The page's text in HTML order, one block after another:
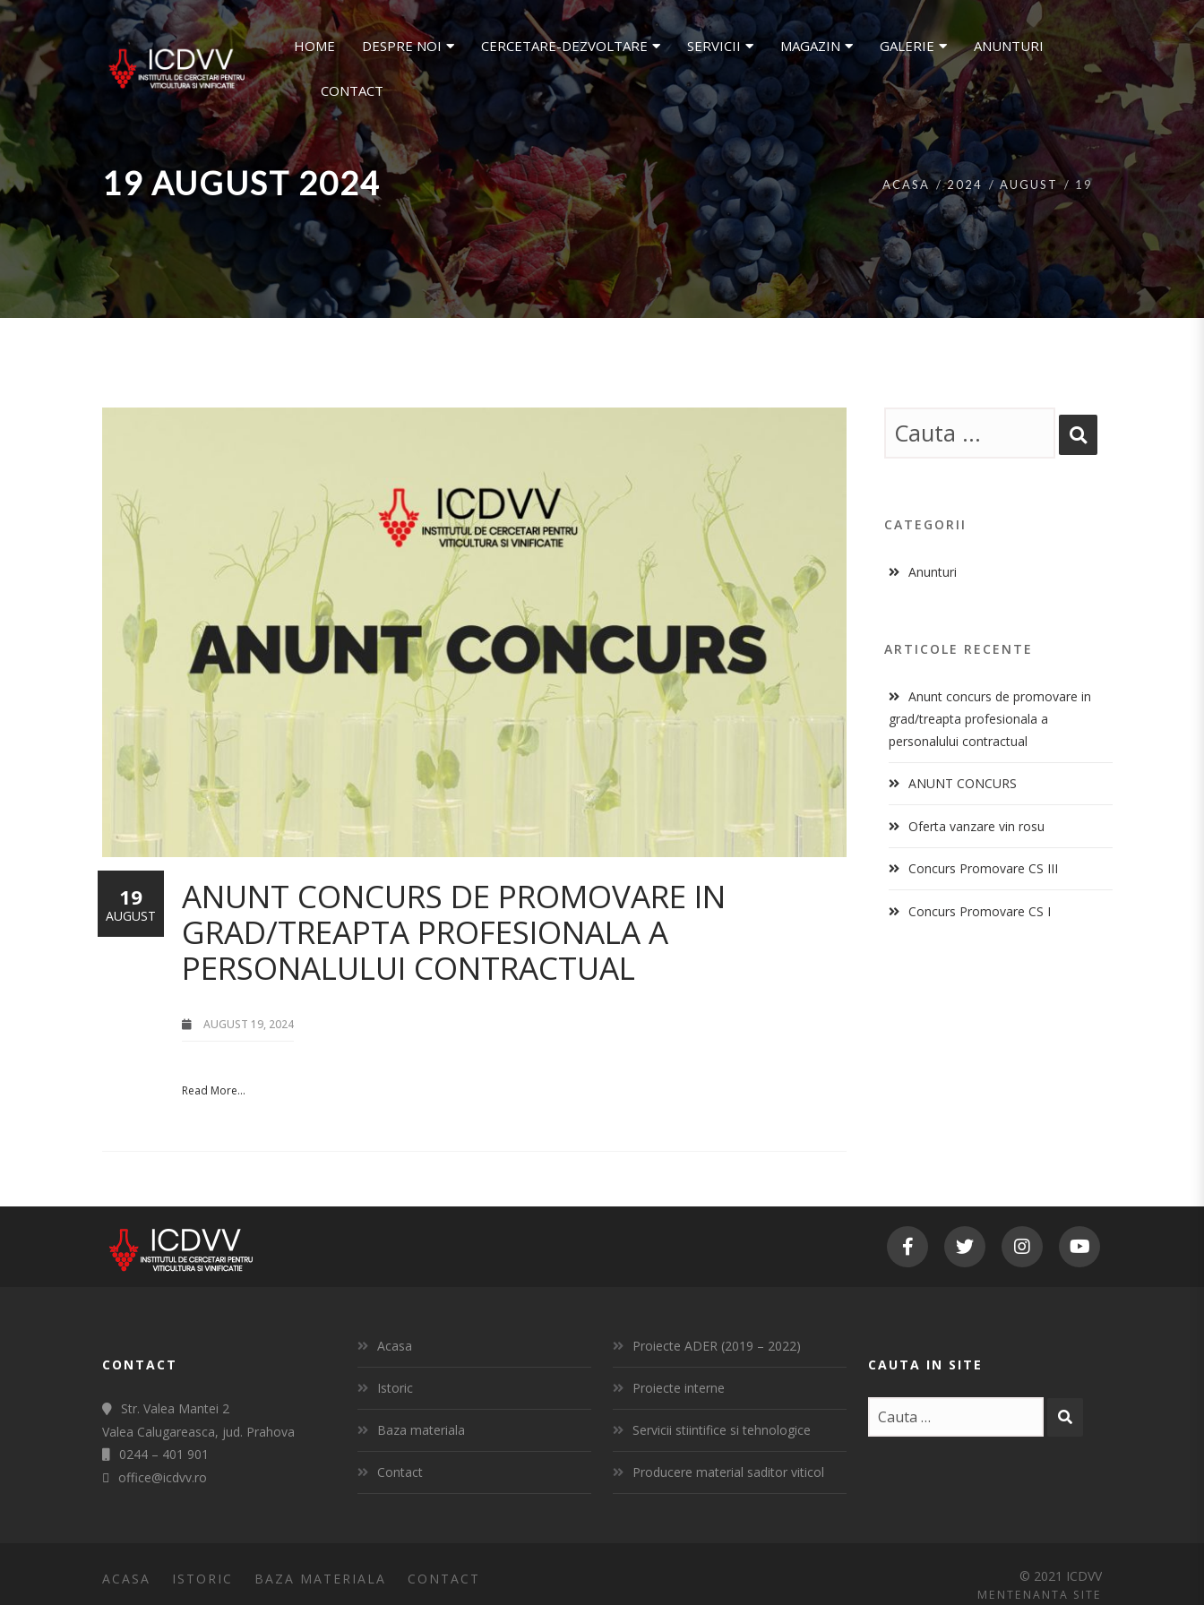
HOME DESPRE NOI CERCETARE-DEZVOLTARE SERVICII MAGAZIN GALERIE ANUNTURI
CONTACT
19 AUGUST 2024 ACASA 2024 AUGUST 19
ANUNT CONCURS DE PROMOVARE IN
GRAD/TREAPTA PROFESIONALA A
PERSONALULUI CONTRACTUAL
AUGUST 19, 2024
Read More...
19
AUGUST
CATEGORII
Anunturi
ARTICOLE RECENTE
Anunt concurs de promovare in
grad/treapta profesionala a
personalului contractual
ANUNT CONCURS
Oferta vanzare vin rosu
Concurs Promovare CS III
Concurs Promovare CS I
CONTACT
Str. Valea Mantei 2
Valea Calugareasca, jud. Prahova
0244 – 401 901
office@icdvv.ro
Acasa
Istoric
Baza materiala
Contact
Proiecte ADER (2019 – 2022)
Proiecte interne
Servicii stiintifice si tehnologice
Producere material saditor viticol
CAUTA IN SITE
ACASA ISTORIC BAZA MATERIALA CONTACT © 2021 ICDVV
MENTENANTA SITE